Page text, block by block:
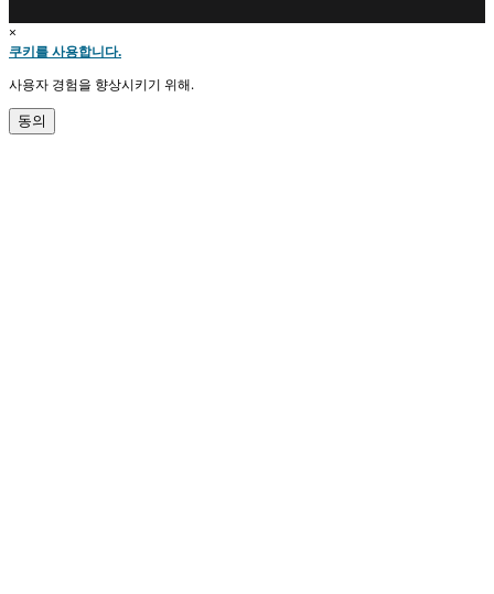
×
쿠키를 사용합니다.
사용자 경험을 향상시키기 위해.
동의